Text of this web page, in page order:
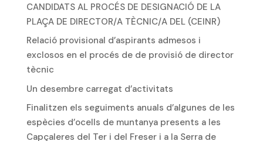
CANDIDATS AL PROCÉS DE DESIGNACIÓ DE LA
PLAÇA DE DIRECTOR/A TÈCNIC/A DEL (CEINR)
Relació provisional d’aspirants admesos i
exclosos en el procés de de provisió de director
tècnic
Un desembre carregat d’activitats
Finalitzen els seguiments anuals d’algunes de les
espècies d’ocells de muntanya presents a les
Capçaleres del Ter i del Freser i a la Serra de